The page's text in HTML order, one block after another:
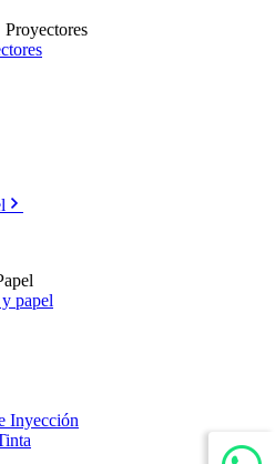
Proyectores
papel
Inyección